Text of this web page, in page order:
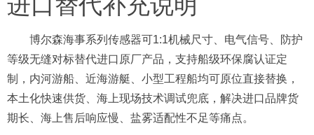
博尔森海事系列传感器可1:1机械尺寸、电气信号、防护
等级无缝对标替代进口原厂产品，支持船级环保腐认证定
制，内河游船、近海游艇、小型工程船均可原位直接替换，
本土化快速供货、海上现场技术调试兜底，解决进口品牌货
期长、海上售后响应慢、盐雾适配性不足等痛点。